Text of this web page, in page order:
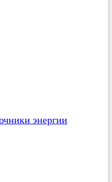
энергии